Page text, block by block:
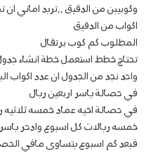
وكوبيبن من الدقيق ,,تريد اماني
اكواب من الدقيق
المطلوب كم كوب برتقال
تحتاج خطط استعمل خطة انشاء جدول
واحد نجد من الجدول ان عدد اكواب
في حصالة ياسر اربعين ريال
في حصالة اخيه عماد خمسه ثلاثيه
خمسه ريالات كل اسبوع وادحر
فبعد كم اسبوع يتساوى مافي